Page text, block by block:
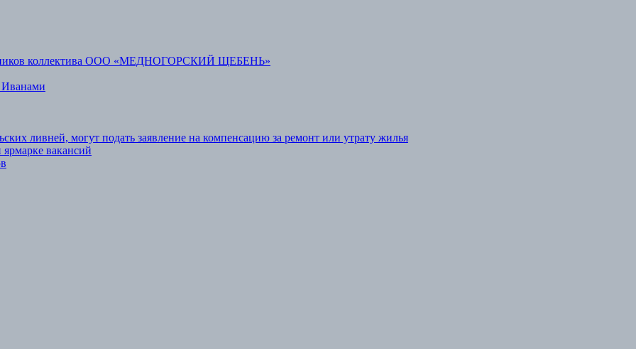
коллектива ООО «МЕДНОГОРСКИЙ ЩЕБЕНЬ»
ливней, могут подать заявление на компенсацию за ремонт или утрату жилья
вакансий